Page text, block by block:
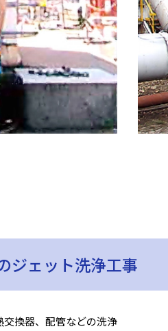
ジェット洗浄工事
換器、配管などの洗浄